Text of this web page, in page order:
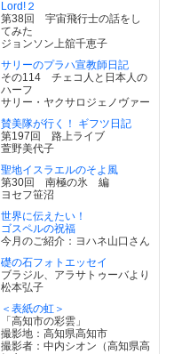
Lord!２
第38回 宇宙飛行士の話をし
てみた
ジョンソン上舘千恵子
サリーのプラハ宣教師日記
その114 チェコ人と日本人の
ハーフ
サリー・ヤクサロジェノヴァー
賛美隊が行く！ ギフツ日記
第197回 路上ライブ
萱野美代子
聖地イスラエルのそよ風
第30回 南極の氷 編
ヨセフ笹沼
世界に伝えたい！
ゴスペルの祝福
今月のご紹介：ヨハネ山口さん
礎の石フォトエッセイ
ブラジル、アラサトゥーバより
松本弘子
＜表紙の虹＞
「高知市の彩雲」
撮影地：高知県高知市
撮影者：中内シオン（高知県高